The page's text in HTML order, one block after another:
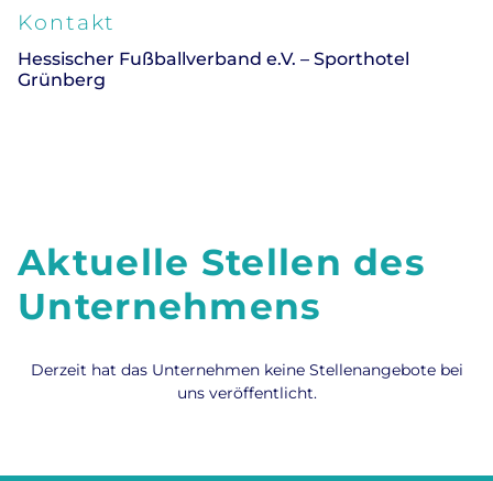
Kontakt
Hessischer Fußballverband e.V. – Sporthotel
Grünberg
Aktuelle Stellen des
Unternehmens
Derzeit hat das Unternehmen keine Stellenangebote bei
uns veröffentlicht.